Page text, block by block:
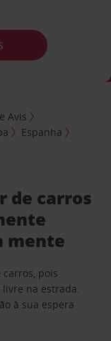
Avis
Espanha
de carros
mente
pois
na estrada.
à sua espera